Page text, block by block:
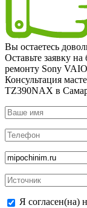
Вы остаетесь
Оставьте заявку на
ремонту Sony
Консультация
TZ390NAX в
Я согласен(на)